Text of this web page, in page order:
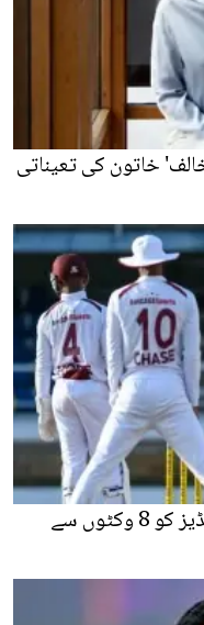
خاتون کی تعیناتی
دوسرا ٹیسٹ: پاکستان نے ویسٹ انڈیز کو 8 وکٹوں سے